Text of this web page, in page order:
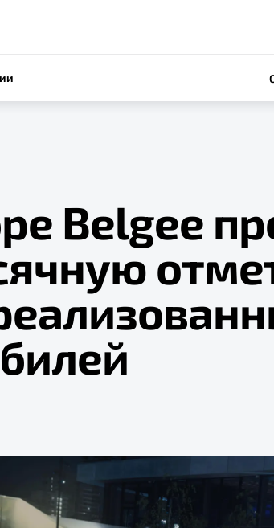
Belgee